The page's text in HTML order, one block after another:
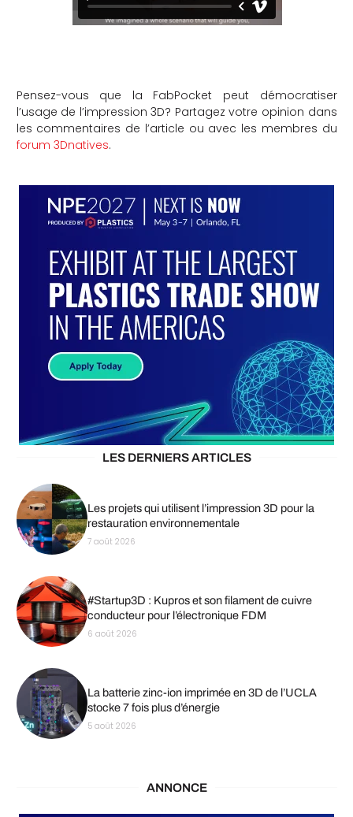
Pensez-vous que la FabPocket peut démocratiser
l’usage de l’impression 3D? Partagez votre opinion dans
les commentaires de l’article ou avec les membres du
forum 3Dnatives.
LES DERNIERS ARTICLES
Les projets qui utilisent l’impression 3D pour la
restauration environnementale
7 août 2026
#Startup3D : Kupros et son filament de cuivre
conducteur pour l’électronique FDM
6 août 2026
La batterie zinc-ion imprimée en 3D de l’UCLA
stocke 7 fois plus d’énergie
5 août 2026
ANNONCE